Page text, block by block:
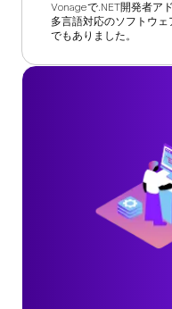
Vonageで.NET開発者ア
多言語対応のソフトウ
でもありました。